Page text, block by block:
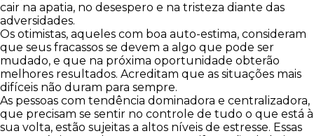
cair na apatia, no desespero e na tristeza diante das
adversidades.
Os otimistas, aqueles com boa auto-estima, consideram
que seus fracassos se devem a algo que pode ser
mudado, e que na próxima oportunidade obterão
melhores resultados. Acreditam que as situações mais
difíceis não duram para sempre.
As pessoas com tendência dominadora e centralizadora,
que precisam se sentir no controle de tudo o que está à
sua volta, estão sujeitas a altos níveis de estresse. Essas